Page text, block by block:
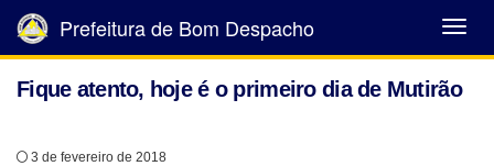
Abrir
Menu
Prefeitura de Bom Despacho
Fique atento, hoje é o primeiro dia de Mutirão
3 de fevereiro de 2018